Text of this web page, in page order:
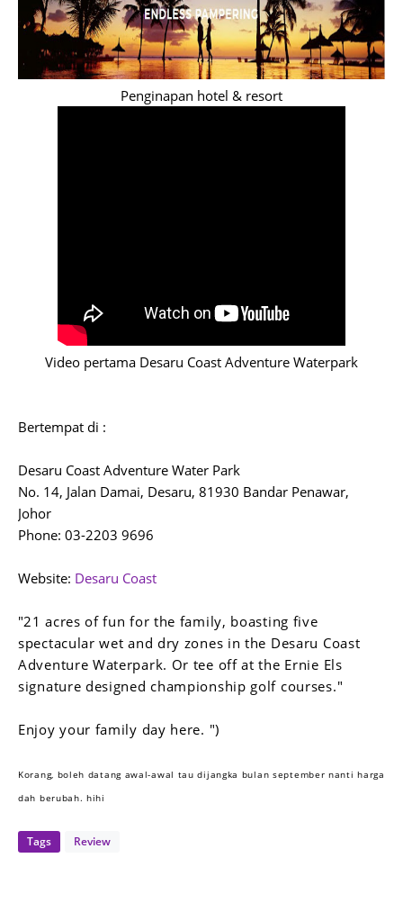
Penginapan hotel & resort
Video pertama Desaru Coast Adventure Waterpark
Bertempat di :
Desaru Coast Adventure Water Park
No. 14, Jalan Damai, Desaru, 81930 Bandar Penawar,
Johor
Phone: 03-2203 9696
Website: Desaru Coast
"21 acres of fun for the family, boasting five
spectacular wet and dry zones in the Desaru Coast
Adventure Waterpark. Or tee off at the Ernie Els
signature designed championship golf courses."
Enjoy your family day here. ")
Korang, boleh datang awal-awal tau dijangka bulan september nanti harga
dah berubah. hihi
Tags Review